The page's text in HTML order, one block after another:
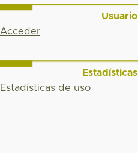
Usuario
Acceder
Estadísticas
Estadísticas de uso